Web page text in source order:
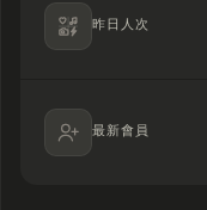
昨日人次
最新會員